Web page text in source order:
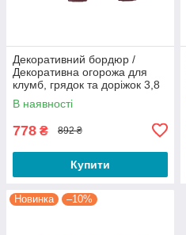
Декоративний бордюр /
Декоративна огорожа для
клумб, грядок та доріжок 3,8
метри Коричневий
В наявності
778 ₴ 892 ₴
Купити
Новинка –10%